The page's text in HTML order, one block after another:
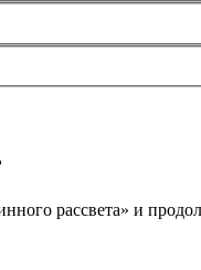
рассвета» и